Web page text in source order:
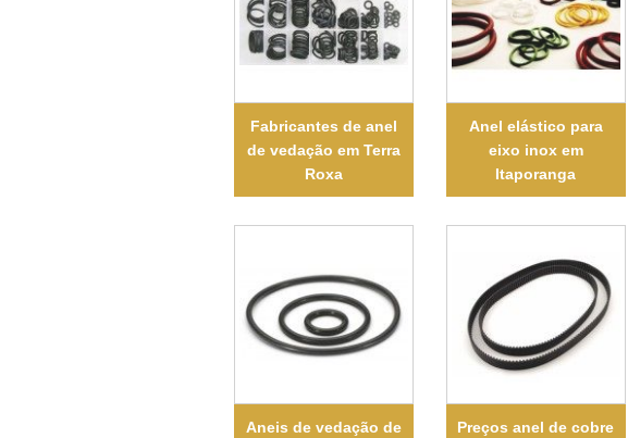
Fabricantes de anel
de vedação em Terra
Roxa
Anel elástico para
eixo inox em
Itaporanga
Aneis de vedação de
Preços anel de cobre